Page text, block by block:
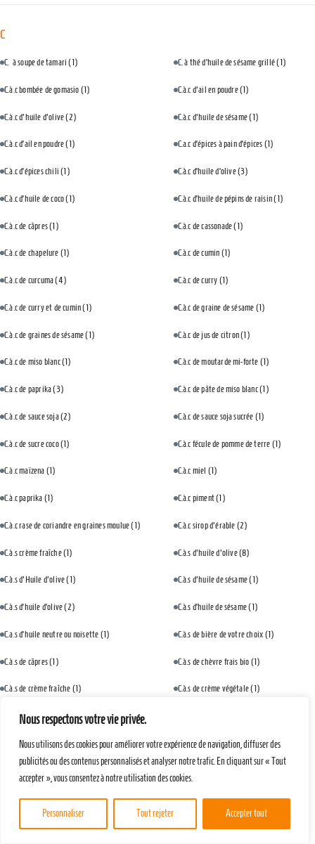
Nous respectons votre vie privée.
Nous utilisons des cookies pour améliorer votre expérience de navigation, diffuser des
publicités ou des contenus personnalisés et analyser notre trafic. En cliquant sur « Tout
accepter », vous consentez à notre utilisation des cookies.
Personnaliser Tout rejeter Accepter tout
C
C. à soupe de tamari(1) C. à thé d’huile de sésame grillé(1)
C.à.c bombée de gomasio (1) C.à.c d'ail en poudre(1)
C.à.c d'huile d'olive(2) C.à.c d'huile de sésame(1)
C.à.c d’ail en poudre(1) C.a.c d’épices à pain d’épices (1)
C.à.c d’épices chili(1) C.à.c d’huile d’olive(3)
C.à.c d’huile de coco(1) C.à.c d’huile de pépins de raisin(1)
C.à.c de câpres(1) C.à.c de cassonade(1)
C.à.c de chapelure (1) C.à.c de cumin (1)
C.à.c de curcuma(4) C.à.c de curry (1)
C.à.c de curry et de cumin(1) C.à.c de graine de sésame (1)
C.à.c de graines de sésame(1) C.à.c de jus de citron(1)
C.à.c de miso blanc(1) C.à.c de moutarde mi-forte (1)
C.à.c de paprika(3) C.à.c de pâte de miso blanc(1)
C.à.c de sauce soja(2) C.à.c de sauce soja sucrée (1)
C.à.c de sucre coco(1) C.à.c fécule de pomme de terre (1)
C.à.c maïzena (1) C.à.c miel (1)
C.à.c paprika (1) C.à.c piment(1)
C.à.c rase de coriandre en graines moulue(1) C.à.c sirop d'érable (2)
C.à.s crème fraîche(1) C.à.s d'huile d'olive(8)
C.à.s d'Huile d'olive(1) C.à.s d'huile de sésame(1)
C.à.s d’huile d’olive(2) C.à.s d’huile de sésame(1)
C.a.s d’huile neutre ou noisette (1) C.à.s de bière de votre choix (1)
C.à.s de câpres(1) C.à.s de chèvre frais bio (1)
C.à.s de crème fraîche (1) C.à.s de crème végétale(1)
C.à.s de dés d’ananas(1)
C.à.s de farine de maïs(2) C.à.s de fécule de maïs(2)
C.à.s de lait végétal(2) C.à.s de levure de bière(1)